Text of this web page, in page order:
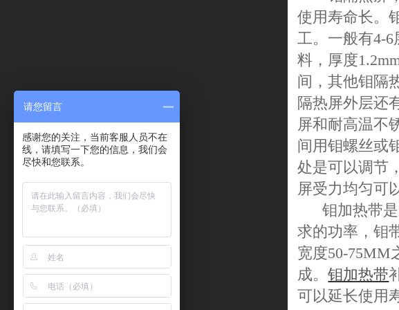
使用寿命长。
工。一般有4-6
料，厚度
间，其他钼隔
隔热屏外层还
屏和耐高温不
间用钼螺丝或
处是可以调节
屏受力均匀可
钼加热带
求的功率，钼
宽度50-75MM
成。钼加热带
可以延长使用
请您留言
感谢您的关注，当前客服人员不在
线，请填写一下您的信息，我们会
尽快和您联系。